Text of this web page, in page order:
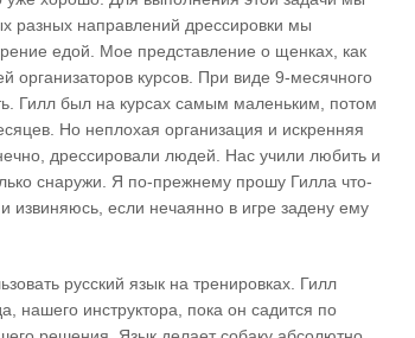
разных направлений дрессировки мы
едой. Мое представление о щенках, как
организаторов курсов. При виде 9-месячного
Гилл был на курсах самым маленьким, потом
Но неплохая организация и искренняя
дрессировали людей. Нас учили любить и
снаружи. Я по-прежнему прошу Гилла что-
если нечаянно в игре задену ему
русский язык на тренировках. Гилл
нашего инструктора, пока он садится по